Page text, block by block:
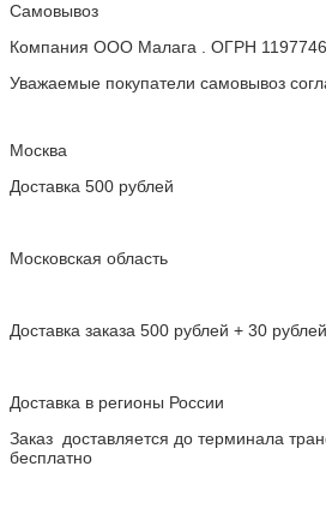
Самовывоз
Компания ООО Малага . ОГРН
Уважаемые покупатели самовывоз
Москва
Доставка 500 рублей
Московская область
Доставка заказа 500 рублей + 30 рублей
Доставка в регионы России
Заказ доставляется до терминала
бесплатно